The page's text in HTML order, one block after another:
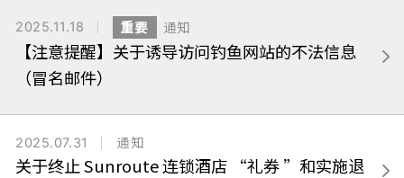
2025.11.18 重要 通知
【注意提醒】关于诱导访问钓鱼网站的不法信息
（冒名邮件）
2025.07.31 通知
关于终止 Sunroute 连锁酒店 “礼券 ”和实施退